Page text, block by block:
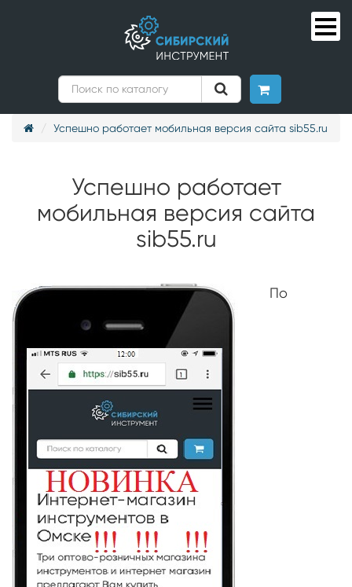
Успешно работает мобильная версия сайта sib55.ru
Успешно работает
мобильная версия сайта
sib55.ru
По